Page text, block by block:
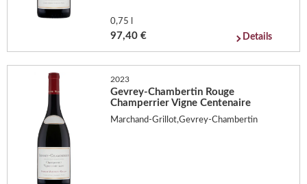
0,75 l
97,40 € Details
2023
Gevrey-Chambertin Rouge
Champerrier Vigne Centenaire
Marchand-Grillot,Gevrey-Chambertin